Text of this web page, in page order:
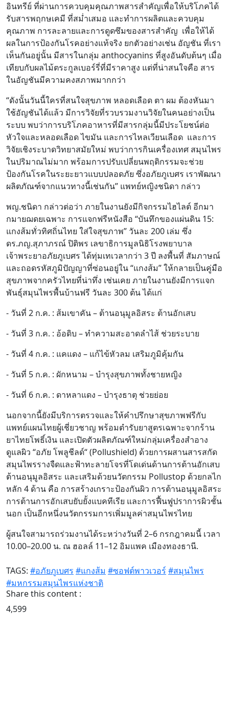
อินทรีย์ ที่ผ่านการควบคุมคุณภาพสารสำคัญเพื่อให้บริโภคได้
รับสารพฤกษเคมี ที่สม่ำเสมอ และทำการผลิตและควบคุม
คุณภาพ การละลายและการดูดซึมของสารสำคัญ เพื่อให้ได้
ผลในการป้องกันโรคอย่างแท้จริง ยกตัวอย่างเช่น อัญชัน ที่เรา
เห็นกันอยู่นั้น มีสารในกลุ่ม anthocyanins ที่สูงอันดับต้นๆ เมื่อ
เทียบกับผลไม้ตระกูลเบอร์รี่ที่มีราคาสูง แต่ที่น่าสนใจคือ สาร
ในอัญชันมีความคงสภาพมากกว่า
“ดังนั้นวันนี้ใครที่สนใจสุขภาพ หลอดเลือด ตา ผม ต้องหันมา
ใช้อัญชันได้แล้ว มีการวิจัยที่รวบรวมงานวิจัยในคนอย่างเป็น
ระบบ พบว่าการบริโภคอาหารที่มีสารกลุ่มนี้มีประโยชน์ต่อ
หัวใจและหลอดเลือด ไขมัน และการไหลเวียนเลือด และการ
วิจัยเชิงระบาดวิทยาสมัยใหม่ พบว่าการกินเครื่องเทศ สมุนไพร
ในปริมาณไม่มาก พร้อมการปรับเปลี่ยนพฤติกรรมจะช่วย
ป้องกันโรคในระยะยาวแบบปลอดภัย ซึ่งอภัยภูเบศร เราพัฒนา
ผลิตภัณฑ์จากแนวทางนี้เช่นกัน” แพทย์หญิงชนิดา กล่าว
พญ.ชนิดา กล่าวต่อว่า ภายในงานยังมีกิจกรรมไฮไลต์ อีกมา
กมายฌดยเฉพาะ การแจกฟรีหนังสือ “บันทึกของแผ่นดิน 15:
แกงส้มทั่วทิศถิ่นไทย ใส่ใจสุขภาพ” วันละ 200 เล่ม ซึ่ง
ดร.ภญ.สุภาภรณ์ ปิติพร เลขาธิการมูลนิธิโรงพยาบาล
เจ้าพระยาอภัยภูเบศร ได้ทุ่มเทเวลากว่า 3 ปี ลงพื้นที่ สัมภาษณ์
และถอดรหัสภูมิปัญญาที่ซ่อนอยู่ใน “แกงส้ม” ให้กลายเป็นคู่มือ
สุขภาพจากครัวไทยที่น่าทึ่ง เช่นเคย ภายในงานยังมีการแจก
พันธุ์สมุนไพรพื้นบ้านฟรี วันละ 300 ต้น ได้แก่
- วันที่ 2 ก.ค. : ส้มเขาคัน – ต้านอนุมูลอิสระ ต้านอักเสบ
- วันที่ 3 ก.ค. : อ้อดิบ – ทำความสะอาดลำไส้ ช่วยระบาย
- วันที่ 4 ก.ค. : แคแดง – แก้ไข้หัวลม เสริมภูมิคุ้มกัน
- วันที่ 5 ก.ค. : ผักหนาม – บำรุงสุขภาพทั้งชายหญิง
- วันที่ 6 ก.ค. : ดาหลาแดง – บำรุงธาตุ ช่วยย่อย
นอกจากนี้ยังมีบริการตรวจและให้คำปรึกษาสุขภาพฟรีกับ
แพทย์แผนไทยผู้เชี่ยวชาญ พร้อมตำรับยาสูตรเฉพาะจากร้าน
ยาไทยโพธิ์เงิน และเปิดตัวผลิตภัณฑ์ใหม่กลุ่มเครื่องสำอาง
ดูแลผิว “อภัย โพลูชีลด์“ (Pollushield) ด้วยการผสานสารสกัด
สมุนไพรรางจืดและฟ้าทะลายโจรที่โดเด่นด้านการต้านอักเสบ
ต้านอนุมูลอิสระ และเสริมด้วยนวัตกรรม Pollustop ด้วยกลไก
หลัก 4 ด้าน คือ การสร้างเกราะป้องกันผิว การต้านอนุมูลอิสระ
การต้านการอักเสบยับยั้งแบคทีเรีย และการฟื้นฟูปราการผิวชั้น
นอก เป็นอีกหนึ่งนวัตกรรมการเพิ่มมูลค่าสมุนไพรไทย
ผู้สนใจสามารถร่วมงานได้ระหว่างวันที่ 2–6 กรกฎาคมนี้ เวลา
10.00–20.00 น. ณ ฮอลล์ 11–12 อิมแพค เมืองทองธานี.
TAGS: #อภัยภูเบศร #แกงส้ม #ซอฟต์พาวเวอร์ #สมุนไพร
#มหกรรมสมุนไพรแห่งชาติ
Share this content :
4,599